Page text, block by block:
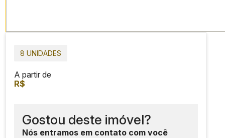
8 UNIDADES
A partir de
R$
Gostou deste imóvel?
Nós entramos em contato com você